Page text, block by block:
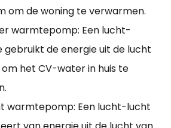
om de woning te verwarmen.
warmtepomp: Een lucht-
de energie uit de lucht
het CV-water in huis te
warmtepomp: Een lucht-lucht